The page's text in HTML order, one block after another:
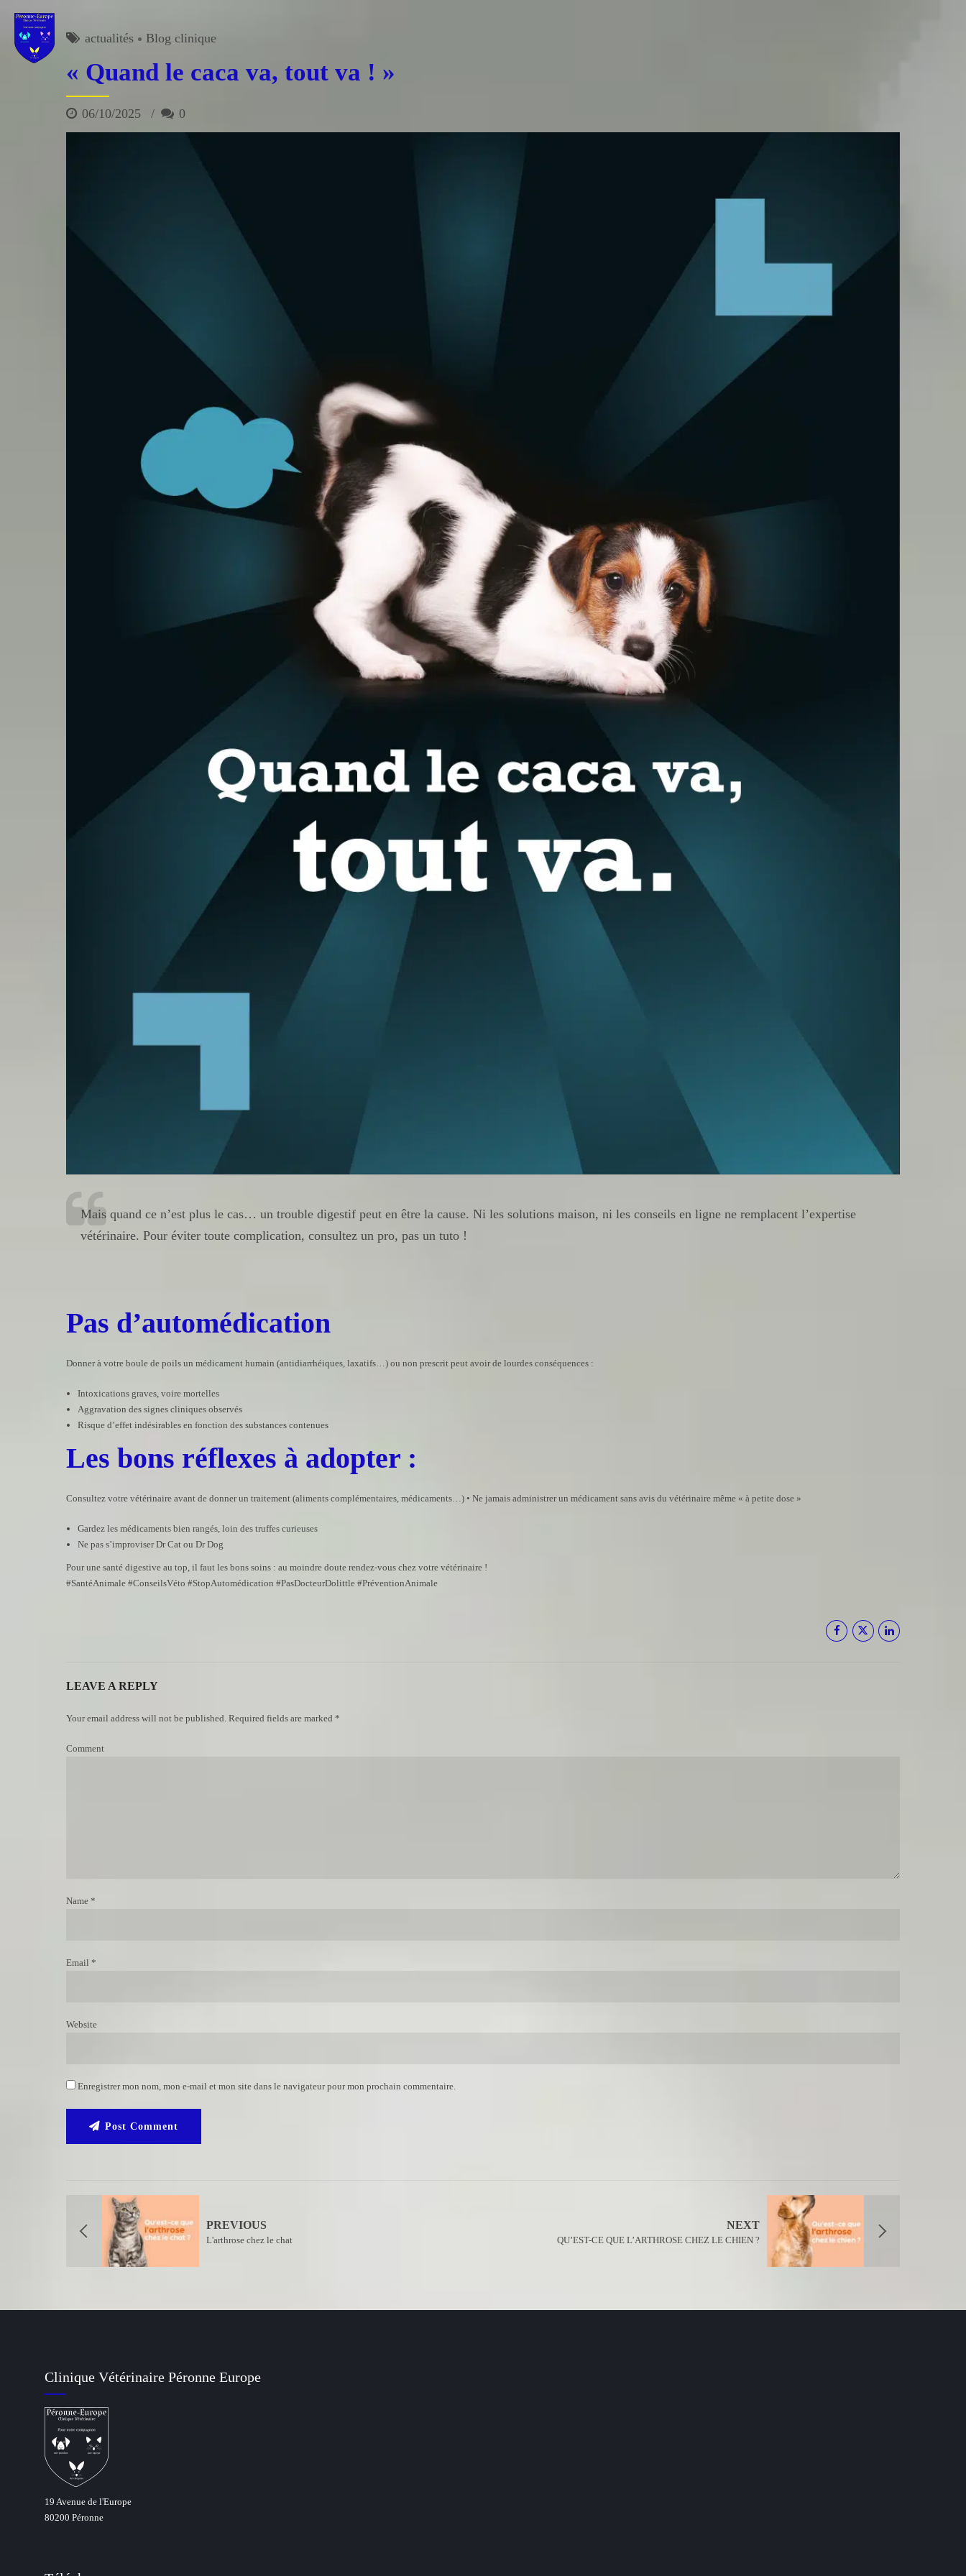
actualités Blog clinique
« Quand le caca va, tout va ! »
06/10/2025 0
Mais quand ce n’est plus le cas… un trouble digestif peut en être la cause. Ni les solutions maison, ni les conseils en ligne ne remplacent l’expertise
vétérinaire. Pour éviter toute complication, consultez un pro, pas un tuto !
Pas d’automédication
Donner à votre boule de poils un médicament humain (antidiarrhéiques, laxatifs…) ou non prescrit peut avoir de lourdes conséquences :
Intoxications graves, voire mortelles
Aggravation des signes cliniques observés
Risque d’effet indésirables en fonction des substances contenues
Les bons réflexes à adopter :
Consultez votre vétérinaire avant de donner un traitement (aliments complémentaires, médicaments…) • Ne jamais administrer un médicament sans avis du vétérinaire même « à petite dose »
Gardez les médicaments bien rangés, loin des truffes curieuses
Ne pas s’improviser Dr Cat ou Dr Dog
Pour une santé digestive au top, il faut les bons soins : au moindre doute rendez-vous chez votre vétérinaire !
#SantéAnimale #ConseilsVéto #StopAutomédication #PasDocteurDolittle #PréventionAnimale
LEAVE A REPLY
Your email address will not be published. Required fields are marked *
Comment
Name *
Email *
Website
Enregistrer mon nom, mon e-mail et mon site dans le navigateur pour mon prochain commentaire.
Post Comment
PREVIOUS
L'arthrose chez le chat
NEXT
QU’EST-CE QUE L’ARTHROSE CHEZ LE CHIEN ?
Clinique Vétérinaire Péronne Europe
19 Avenue de l'Europe
80200 Péronne